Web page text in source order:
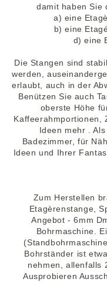
damit haben Sie
a) eine
b) eine
d) eine
Die Stangen sind
werden,
erlaubt, auch in der
Benützen Sie auch
oberste Höhe
Kaffeerahmportionen,
Ideen mehr .
Badezimmer, für
Ideen und Ihrer
Zum Herstellen
Etagèrenstange,
Angebot - 6mm
Bohrmaschine.
Bohrständer ist
nehmen, allenfalls
Ausprobieren